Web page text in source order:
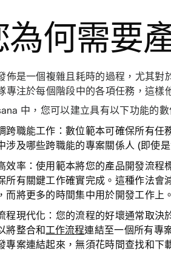
為何需要
佈是一個複雜且耗時的過程，尤其
專注於每個階段中的各項任務，這樣
中，您可以建立具有以下功能的數
跨職能工作：數位範本可確保所有任
涉及哪些跨職能的專案關係人 (即使
效率：使用範本將您的產品開發流程
所有關鍵工作確實完成。這種作法會
而將更多的時間集中用於開發工作上。
程現代化： 您的流程的好壞通常取決
將整合和工作流程連結至一個所有專
專案連結起來，無須花時間查找和下